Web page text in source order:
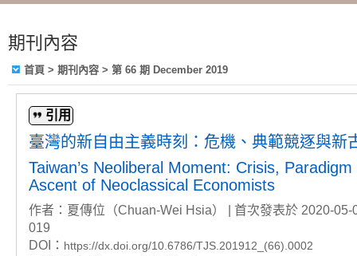
期刊內容
首頁 > 期刊內容 > 第 66 期 December 2019
引用
臺灣的新自由主義時刻：危機、典範競逐與新
Taiwan’s Neoliberal Moment: Crisis,
Ascent of Neoclassical Economists
作者：夏傳位（Chuan-Wei Hsia） | 首次發表於 2020-05-
019
DOI： https://dx.doi.org/10.6786/TJS.201912_(66).0002